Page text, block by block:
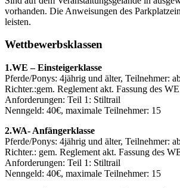
vorhanden. Die Anweisungen des
leisten.
Wettbewerbsklassen
1.WE – Einsteigerklasse
Pferde/Ponys: 4jährig und älter, Teilnehmer:
Richter.:gem. Reglement akt. Fassung des
Anforderungen: Teil 1: Stiltrail
Nenngeld: 40€, maximale Teilnehmer: 15
2.WA- Anfängerklasse
Pferde/Ponys: 4jährig und älter, Teilnehmer:
Richter.: gem. Reglement akt. Fassung des
Anforderungen: Teil 1: Stiltrail
Nenngeld: 40€, maximale Teilnehmer: 15